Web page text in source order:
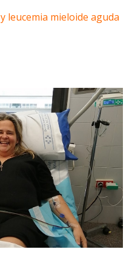
leucemia mieloide aguda